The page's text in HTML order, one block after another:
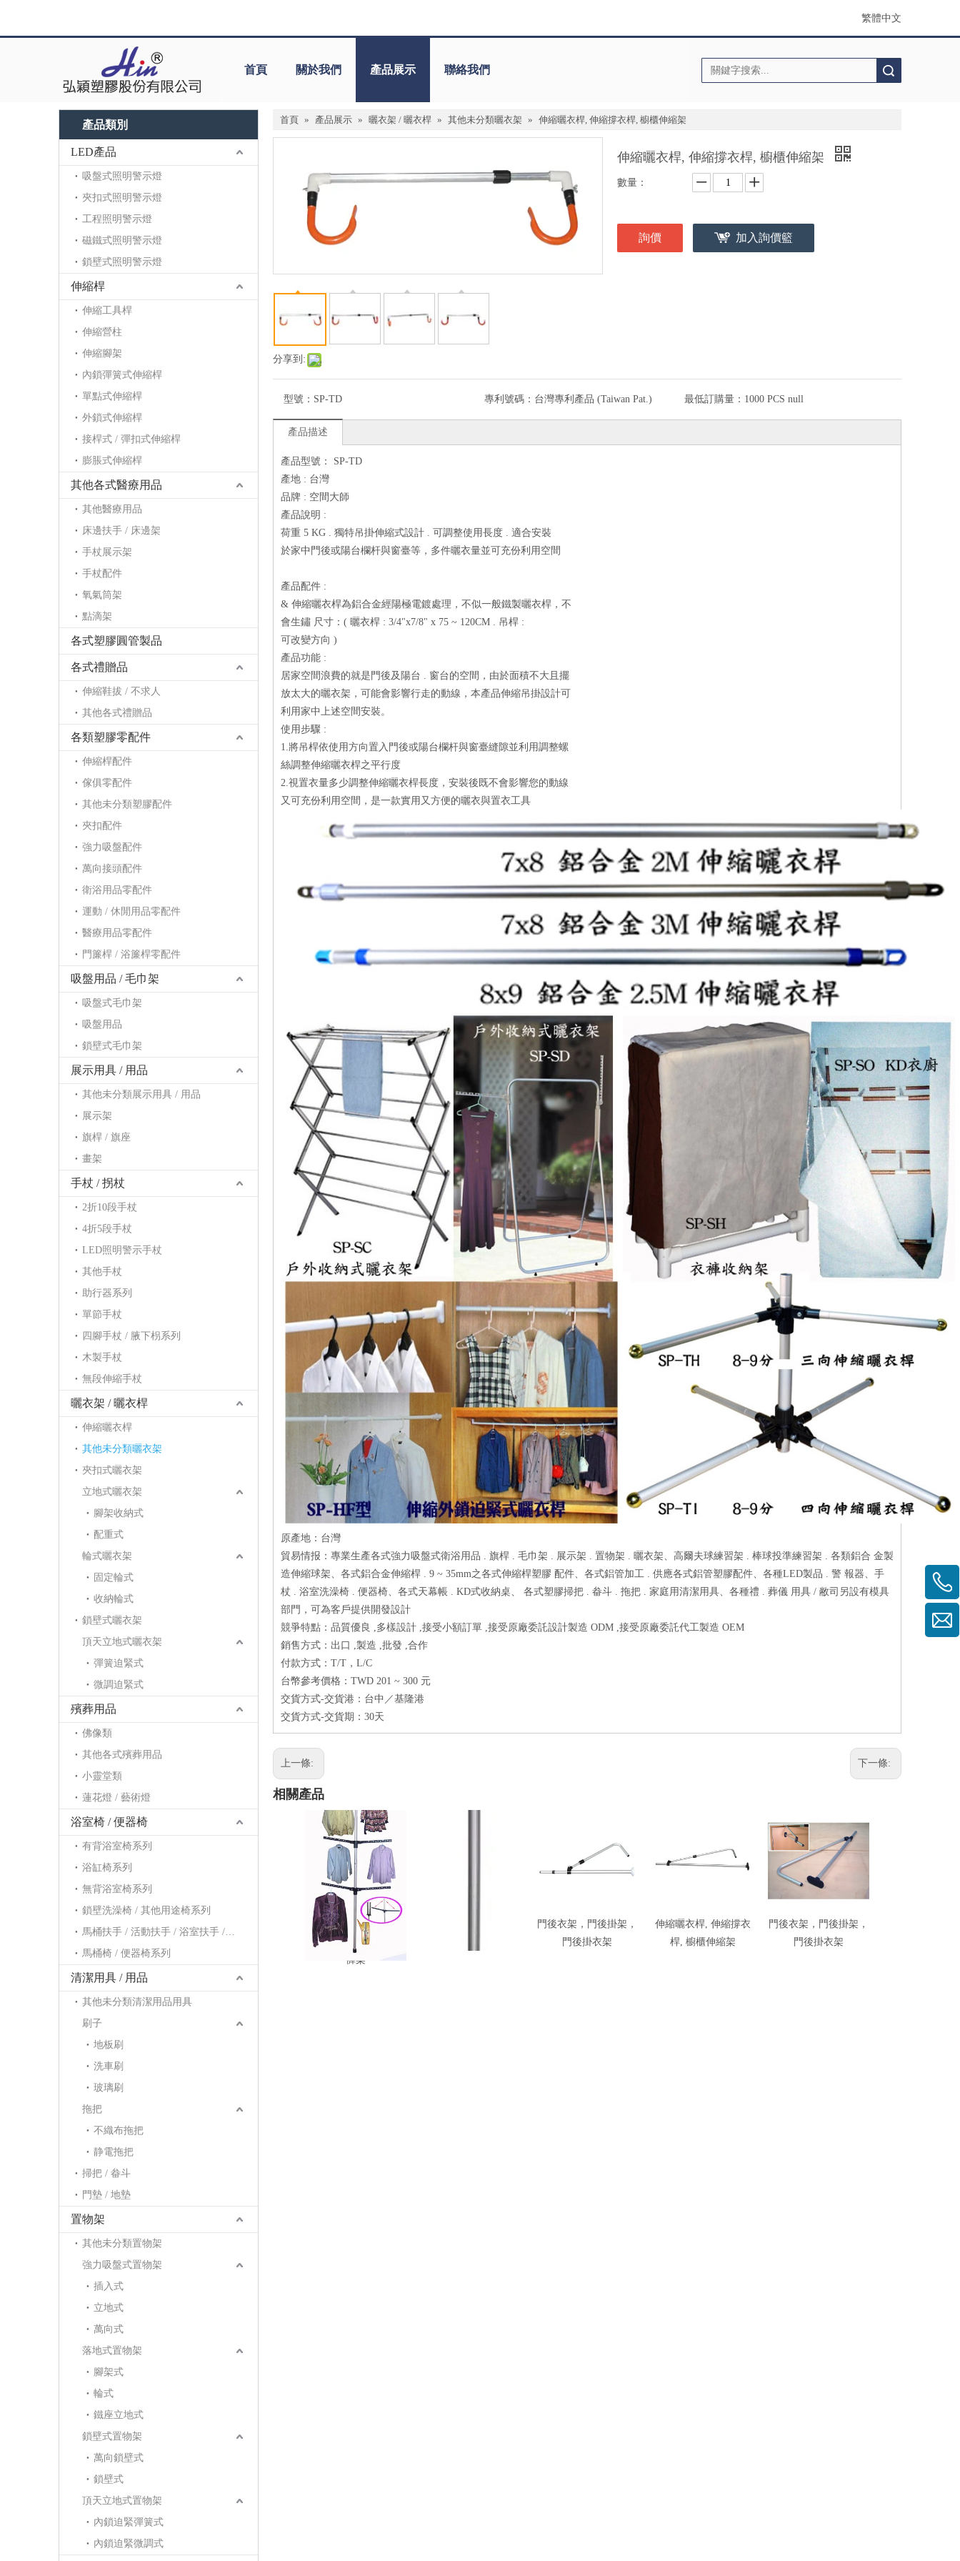
繁體中文
首頁 關於我們 產品展示 聯絡我們
產品類別
LED產品
吸盤式照明警示燈
夾扣式照明警示燈
工程照明警示燈
磁鐵式照明警示燈
鎖壁式照明警示燈
伸縮桿
伸縮工具桿
伸縮營柱
伸縮腳架
內鎖彈簧式伸縮桿
單點式伸縮桿
外鎖式伸縮桿
接桿式 / 彈扣式伸縮桿
膨脹式伸縮桿
其他各式醫療用品
其他醫療用品
床邊扶手 / 床邊架
手杖展示架
手杖配件
氧氣筒架
點滴架
各式塑膠圓管製品
各式禮贈品
伸縮鞋拔 / 不求人
其他各式禮贈品
各類塑膠零配件
伸縮桿配件
傢俱零配件
其他未分類塑膠配件
夾扣配件
強力吸盤配件
萬向接頭配件
衛浴用品零配件
運動 / 休閒用品零配件
醫療用品零配件
門簾桿 / 浴簾桿零配件
吸盤用品 / 毛巾架
吸盤式毛巾架
吸盤用品
鎖壁式毛巾架
展示用具 / 用品
其他未分類展示用具 / 用品
展示架
旗桿 / 旗座
畫架
手杖 / 拐杖
2折10段手杖
4折5段手杖
LED照明警示手杖
其他手杖
助行器系列
單節手杖
四腳手杖 / 腋下枴系列
木製手杖
無段伸縮手杖
曬衣架 / 曬衣桿
伸縮曬衣桿
其他未分類曬衣架
夾扣式曬衣架
立地式曬衣架
腳架收納式
配重式
輪式曬衣架
固定輪式
收納輪式
鎖壁式曬衣架
頂天立地式曬衣架
彈簧迫緊式
微調迫緊式
殯葬用品
佛像類
其他各式殯葬用品
小靈堂類
蓮花燈 / 藝術燈
浴室椅 / 便器椅
有背浴室椅系列
浴缸椅系列
無背浴室椅系列
鎖壁洗澡椅 / 其他用途椅系列
馬桶扶手 / 活動扶手 / 浴室扶手 / 浴缸扶手系列
馬桶椅 / 便器椅系列
清潔用具 / 用品
其他未分類清潔用品用具
刷子
地板刷
洗車刷
玻璃刷
拖把
不織布拖把
静電拖把
掃把 / 畚斗
門墊 / 地墊
置物架
其他未分類置物架
強力吸盤式置物架
插入式
立地式
萬向式
落地式置物架
腳架式
輪式
鐵座立地式
鎖壁式置物架
萬向鎖壁式
鎖壁式
頂天立地式置物架
內鎖迫緊彈簧式
內鎖迫緊微調式
首頁 » 產品展示 » 曬衣架 / 曬衣桿 » 其他未分類曬衣架 » 伸縮曬衣桿, 伸縮撐衣桿, 櫥櫃伸縮架
分享到:
伸縮曬衣桿, 伸縮撐衣桿, 櫥櫃伸縮架
數量：
詢價 加入詢價籃
型號： SP-TD 專利號碼： 台灣專利產品 (Taiwan Pat.) 最低訂購量： 1000 PCS null
產品描述
產品型號： SP-TD
產地 : 台灣
品牌 : 空間大師
產品說明 :
荷重 5 KG . 獨特吊掛伸縮式設計 . 可調整使用長度 . 適合安裝
於家中門後或陽台欄杆與窗臺等，多件曬衣量並可充份利用空間
產品配件 :
& 伸縮曬衣桿為鋁合金經陽極電鍍處理，不似一般鐵製曬衣桿，不
會生鏽 尺寸：( 曬衣桿 : 3/4"x7/8" x 75 ~ 120CM . 吊桿 :
可改變方向 )
產品功能 :
居家空間浪費的就是門後及陽台 . 窗台的空間，由於面積不大且擺
放太大的曬衣架，可能會影響行走的動線，本產品伸縮吊掛設計可
利用家中上述空間安裝。
使用步驟 :
1.將吊桿依使用方向置入門後或陽台欄杆與窗臺縫隙並利用調整螺
絲調整伸縮曬衣桿之平行度
2.視置衣量多少調整伸縮曬衣桿長度，安裝後既不會影響您的動線
又可充份利用空間，是一款實用又方便的曬衣與置衣工具
原產地：台灣
貿易情报：專業生產各式強力吸盤式衛浴用品 . 旗桿 . 毛巾架 . 展示架 . 置物架 . 曬衣架、高爾夫球練習架 . 棒球投準練習架 . 各類鋁合 金製
造伸縮球架、各式鋁合金伸縮桿 . 9 ~ 35mm之各式伸縮桿塑膠 配件、各式鋁管加工 . 供應各式鋁管塑膠配件、各種LED製品 . 警 報器、手
杖 . 浴室洗澡椅 . 便器椅、各式天幕帳 . KD式收納桌、 各式塑膠掃把 . 畚斗 . 拖把 . 家庭用清潔用具、各種禮 . 葬儀 用具 / 敝司另設有模具
部門，可為客戶提供開發設計
競爭特點：品質優良 ,多樣設計 ,接受小額訂單 ,接受原廠委託設計製造 ODM ,接受原廠委託代工製造 OEM
銷售方式：出口 ,製造 ,批發 ,合作
付款方式：T/T，L/C
台幣參考價格：TWD 201 ~ 300 元
交貨方式-交貨港：台中／基隆港
交貨方式-交貨期：30天
上一條: 下一條:
相關產品
頂天立地衣帽架, 頂天
立地衣櫃, 頂天立地衣
褲架
門後衣架，門後掛架，
門後掛衣架
伸縮曬衣桿, 伸縮撐衣
桿, 櫥櫃伸縮架
門後衣架，門後掛架，
門後掛衣架